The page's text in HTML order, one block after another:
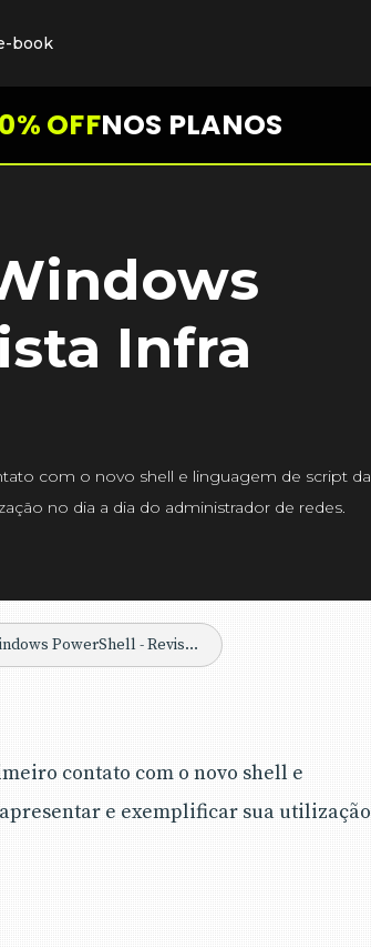
book
OFFNOS PLANOS
Infra
com o novo shell e linguagem de script da
no dia a dia do administrador de redes.
Soluções com o Windows PowerShell - Revista Infra Magazine 6
contato com o novo shell e
e exemplificar sua utilização